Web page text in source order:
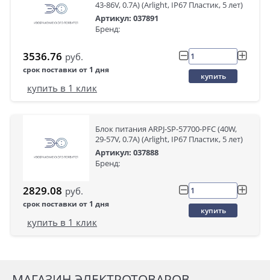
43-86V, 0.7A) (Arlight, IP67 Пластик, 5 лет)
Артикул: 037891
Бренд:
3536.76 руб.
срок поставки от 1 дня
купить
купить в 1 клик
Блок питания ARPJ-SP-57700-PFC (40W,
29-57V, 0.7A) (Arlight, IP67 Пластик, 5 лет)
Артикул: 037888
Бренд:
2829.08 руб.
срок поставки от 1 дня
купить
купить в 1 клик